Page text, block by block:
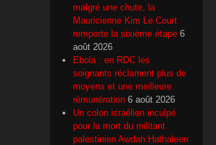
malgré une chute, la
Mauricienne Kim Le Court
remporte la sixième étape 6
août 2026
Ebola : en RDC les
soignants réclament plus de
moyens et une meilleure
rémunération 6 août 2026
Un colon israélien inculpé
pour la mort du militant
palestinien Awdah Hathaleen